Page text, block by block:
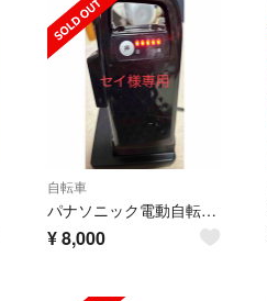
自転車
パナソニック電動自転車バッテリー
¥8,000